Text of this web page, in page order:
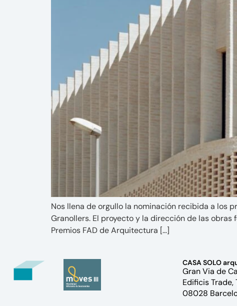
Nos llena de orgullo la nominación recibida a los
Granollers. El proyecto y la dirección de las obras
Premios FAD de Arquitectura […]
CASA SOLO
Gran Via de
Edificis Trade,
08028